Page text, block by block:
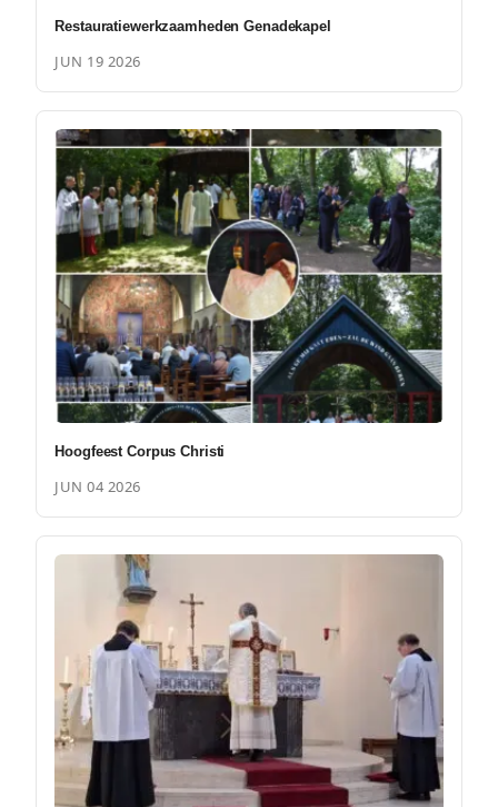
Restauratiewerkzaamheden Genadekapel
JUN 19 2026
Hoogfeest Corpus Christi
JUN 04 2026